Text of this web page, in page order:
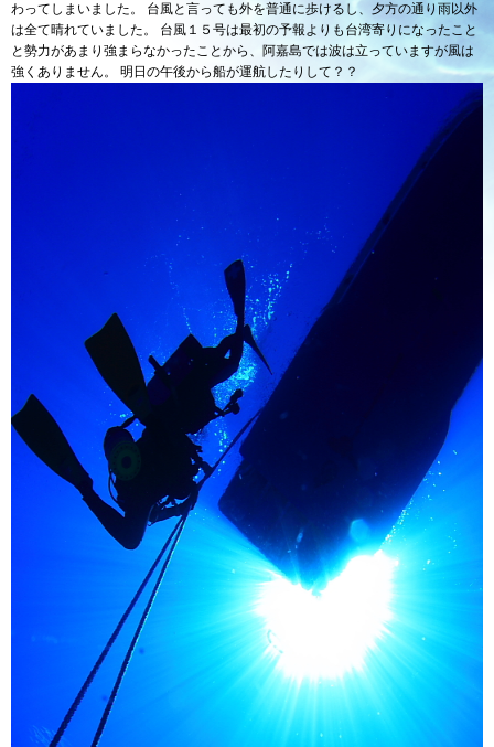
わってしまいました。 台風と言っても外を普通に歩けるし、夕方の通り雨以外
は全て晴れていました。 台風１５号は最初の予報よりも台湾寄りになったこと
と勢力があまり強まらなかったことから、阿嘉島では波は立っていますが風は
強くありません。 明日の午後から船が運航したりして？？